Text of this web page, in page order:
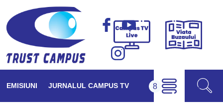
Campus
Viața
EMISIUNI JURNALUL CAMPUS TV